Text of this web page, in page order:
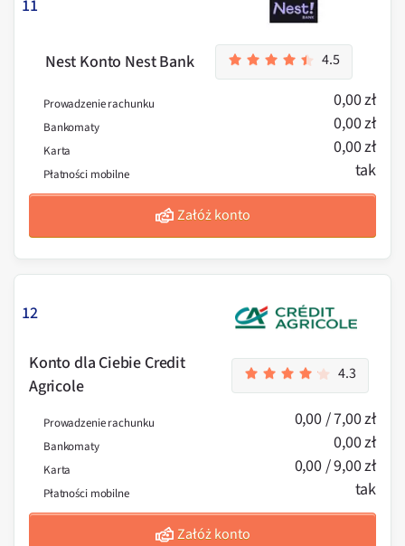
11
Nest Konto Nest Bank 4.5
Prowadzenie rachunku 0,00 zł
Bankomaty 0,00 zł
Karta 0,00 zł
Płatności mobilne tak
Załóż konto
12
Konto dla Ciebie Credit
Agricole
4.3
Prowadzenie rachunku 0,00 / 7,00 zł
Bankomaty 0,00 zł
Karta 0,00 / 9,00 zł
Płatności mobilne tak
Załóż konto